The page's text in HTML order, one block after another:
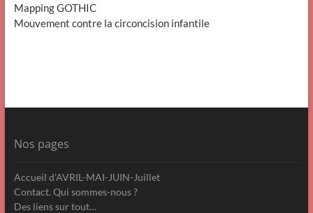
Mapping GOTHIC
Mouvement contre la circoncision infantile
Nos pages
Accueil d’AVRIL-MAI-JUIN-Juillet
Contact. Qui sommes-nous ?
Des liens sur tout…